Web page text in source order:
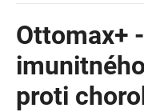
Ottomax+
proti